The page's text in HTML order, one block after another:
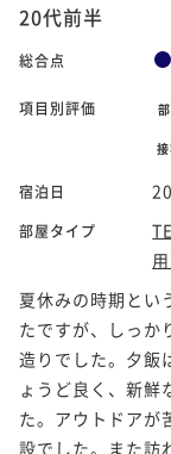
20代前半
総合点
項目別評価
宿泊日
部屋タイプ
用
夏休みの時期とい
たですが、しっか
造りでした。夕飯
ょうど良く、新鮮
た。アウトドアが
設でした。また訪